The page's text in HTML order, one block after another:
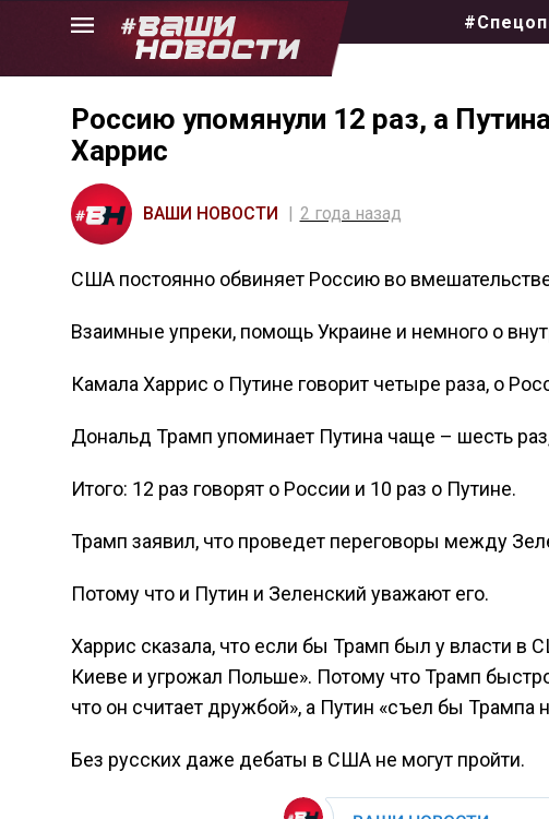
Skip
Россию упомянули 12 раз, а
Харрис
ВАШИ НОВОСТИ 2 года назад
США постоянно обвиняет Россию во
Взаимные упреки, помощь Украине и немного о
Камала Харрис о Путине говорит четыре раза, о
Дональд Трамп упоминает Путина чаще – шесть
Итого: 12 раз говорят о России и 10 раз о Путине.
Трамп заявил, что проведет переговоры между
Потому что и Путин и Зеленский уважают его.
Харрис сказала, что если бы Трамп был у власти в
Киеве и угрожал Польше». Потому что Трамп
что он считает дружбой», а Путин «съел бы Трампа
Без русских даже дебаты в США не могут пройти.